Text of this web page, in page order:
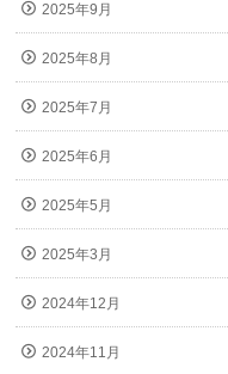
2025年9月
2025年8月
2025年7月
2025年6月
2025年5月
2025年3月
2024年12月
2024年11月